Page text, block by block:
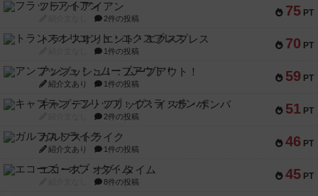
75 PT
フラットアイアン
2件の投稿
70 PT
トランスオリエント・エクスプレス
1件の投稿
59 PT
アンブッシュ！：ムーブアウト！
紹介文あり 1件の投稿
51 PT
キャプテン・フリップ：イスラ・ボンバ
2件の投稿
46 PT
ガルフストライク
紹介文あり 1件の投稿
45 PT
エコーズ・オブ・タイム
8件の投稿